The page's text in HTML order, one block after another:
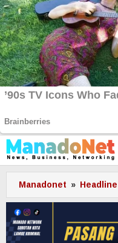
Lewati
ke
konten
Manadonet » Headline